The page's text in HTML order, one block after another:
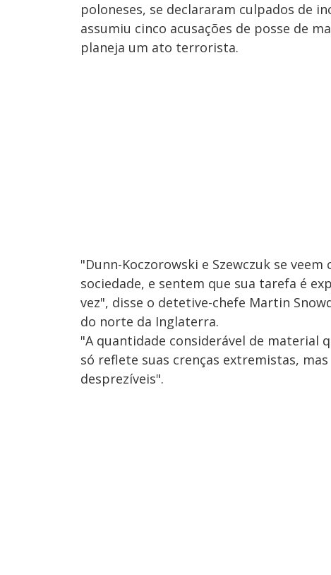
poloneses, se declararam culpados de
assumiu cinco acusações de posse de
planeja um ato terrorista.
"Dunn-Koczorowski e Szewczuk se
sociedade, e sentem que sua tarefa é
vez", disse o detetive-chefe Martin
do norte da Inglaterra.
"A quantidade considerável de material
só reflete suas crenças extremistas,
desprezíveis".